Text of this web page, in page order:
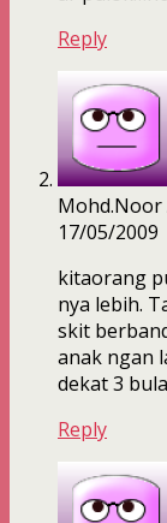
Reply
Mohd.Noor
17/05/2009
kitaorang
nya lebih.
skit
anak ngan
dekat 3
Reply